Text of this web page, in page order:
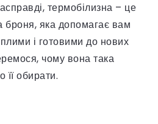
термобілизна – це
броня, яка допомагає вам
і готовими до нових
чому вона така
її обирати.